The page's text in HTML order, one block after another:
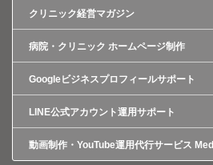
クリニック経営マガジン
病院・クリニック ホームページ制作
Googleビジネスプロフィールサポート
LINE公式アカウント運用サポート
動画制作・YouTube運用代行サービス